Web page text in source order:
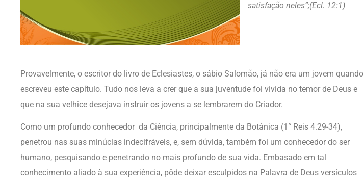
satisfação neles”;(Ecl. 12:1)
Provavelmente, o escritor do livro de Eclesiastes, o sábio Salomão, já não era um jovem quando
escreveu este capítulo. Tudo nos leva a crer que a sua juventude foi vivida no temor de Deus e
que na sua velhice desejava instruir os jovens a se lembrarem do Criador.
Como um profundo conhecedor da Ciência, principalmente da Botânica (1° Reis 4.29-34),
penetrou nas suas minúcias indecifráveis, e, sem dúvida, também foi um conhecedor do ser
humano, pesquisando e penetrando no mais profundo de sua vida. Embasado em tal
conhecimento aliado à sua experiência, pôde deixar esculpidos na Palavra de Deus versículos